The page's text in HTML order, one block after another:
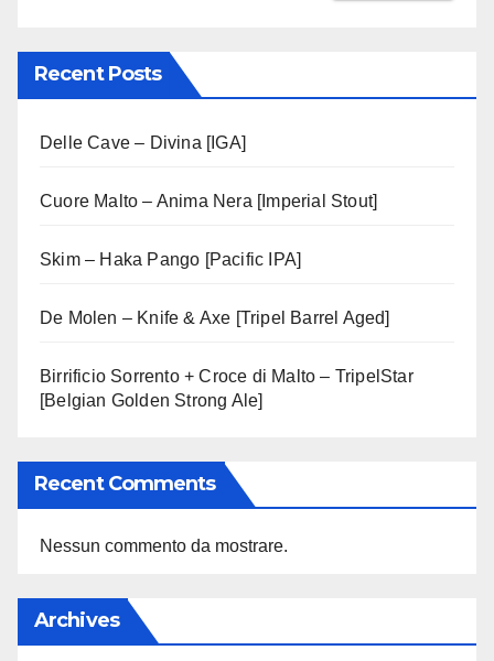
Recent Posts
Delle Cave – Divina [IGA]
Cuore Malto – Anima Nera [Imperial Stout]
Skim – Haka Pango [Pacific IPA]
De Molen – Knife & Axe [Tripel Barrel Aged]
Birrificio Sorrento + Croce di Malto – TripelStar
[Belgian Golden Strong Ale]
Recent Comments
Nessun commento da mostrare.
Archives